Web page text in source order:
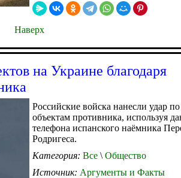
Наверх
на Украине благодаря
Российские войска нанесли удар по
объектам противника, используя
телефона испанского наёмника
Родригеса.
Категория: Все \ Общество
Источник: Аргументы и Факты